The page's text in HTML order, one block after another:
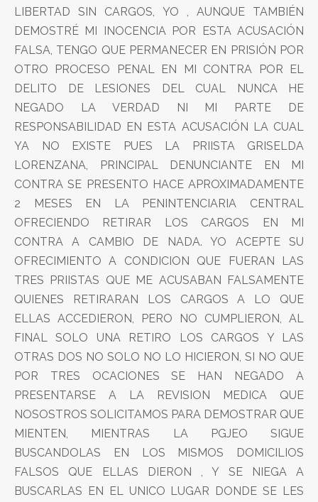
LIBERTAD SIN CARGOS, YO , AUNQUE TAMBIÉN
DEMOSTRÉ MI INOCENCIA POR ESTA ACUSACIÓN
FALSA, TENGO QUE PERMANECER EN PRISIÓN POR
OTRO PROCESO PENAL EN MI CONTRA POR EL
DELITO DE LESIONES DEL CUAL NUNCA HE
NEGADO LA VERDAD NI MI PARTE DE
RESPONSABILIDAD EN ESTA ACUSACIÓN LA CUAL
YA NO EXISTE PUES LA PRIISTA GRISELDA
LORENZANA, PRINCIPAL DENUNCIANTE EN MI
CONTRA SE PRESENTO HACE APROXIMADAMENTE
2 MESES EN LA PENINTENCIARIA CENTRAL
OFRECIENDO RETIRAR LOS CARGOS EN MI
CONTRA A CAMBIO DE NADA. YO ACEPTE SU
OFRECIMIENTO A CONDICION QUE FUERAN LAS
TRES PRIISTAS QUE ME ACUSABAN FALSAMENTE
QUIENES RETIRARAN LOS CARGOS A LO QUE
ELLAS ACCEDIERON, PERO NO CUMPLIERON, AL
FINAL SOLO UNA RETIRO LOS CARGOS Y LAS
OTRAS DOS NO SOLO NO LO HICIERON, SI NO QUE
POR TRES OCACIONES SE HAN NEGADO A
PRESENTARSE A LA REVISION MEDICA QUE
NOSOSTROS SOLICITAMOS PARA DEMOSTRAR QUE
MIENTEN, MIENTRAS LA PGJEO SIGUE
BUSCANDOLAS EN LOS MISMOS DOMICILIOS
FALSOS QUE ELLAS DIERON , Y SE NIEGA A
BUSCARLAS EN EL UNICO LUGAR DONDE SE LES